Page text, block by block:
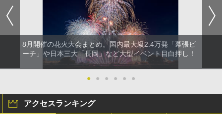
8月開催の花火大会まとめ。国内最大級2.4万発「幕張ビ
ーチ」や日本三大「長岡」など大型イベント目白押し！
● ● ● ● ● ●
アクセスランキング